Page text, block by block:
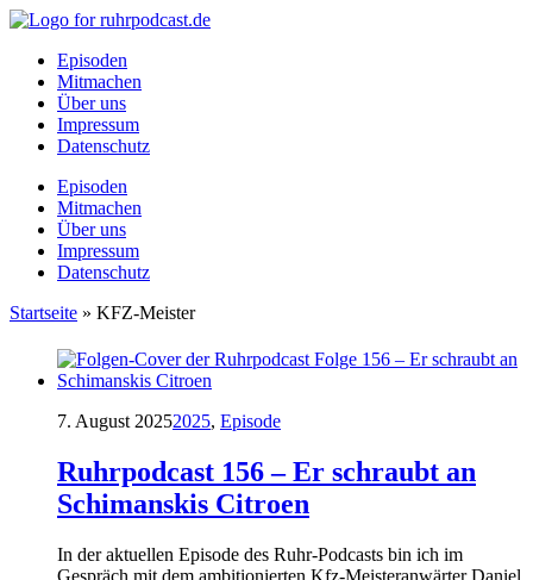
Episoden
Mitmachen
Über uns
Impressum
Datenschutz
Episoden
Mitmachen
Über uns
Impressum
Datenschutz
Startseite » KFZ-Meister
7. August 20252025, Episode
Ruhrpodcast 156 – Er schraubt an
Schimanskis Citroen
In der aktuellen Episode des Ruhr-Podcasts bin ich im